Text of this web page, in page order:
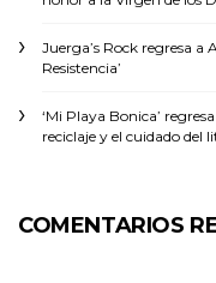
Juerga’s Rock regresa a
Resistencia’
‘Mi Playa Bonica’
reciclaje y el cuidado del
COMENTARIOS